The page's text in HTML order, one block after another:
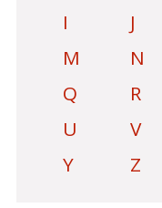
I
J
M
N
Q
R
U
V
Y
Z